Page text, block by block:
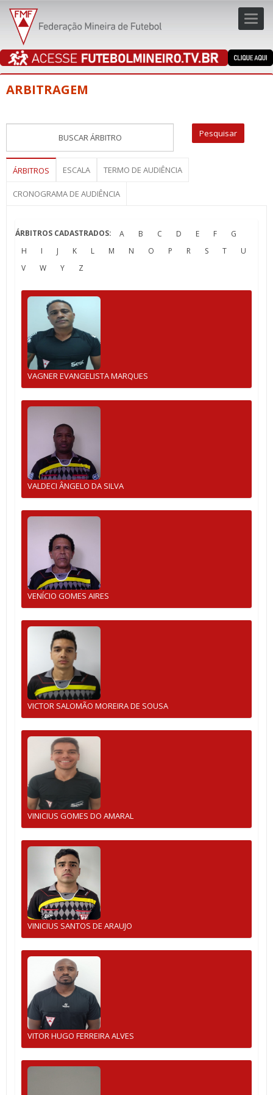
ARBITRAGEM
ÁRBITROS ESCALA TERMO DE AUDIÊNCIA
CRONOGRAMA DE AUDIÊNCIA
ÁRBITROS CADASTRADOS: A B C D E F
G
H
I J K L M N O P R S T
U
V
W Y Z
VAGNER EVANGELISTA MARQUES
VALDECI ÂNGELO DA SILVA
VENÍCIO GOMES AIRES
VICTOR SALOMÃO MOREIRA DE SOUSA
VINICIUS GOMES DO AMARAL
VINICIUS SANTOS DE ARAUJO
VITOR HUGO FERREIRA ALVES